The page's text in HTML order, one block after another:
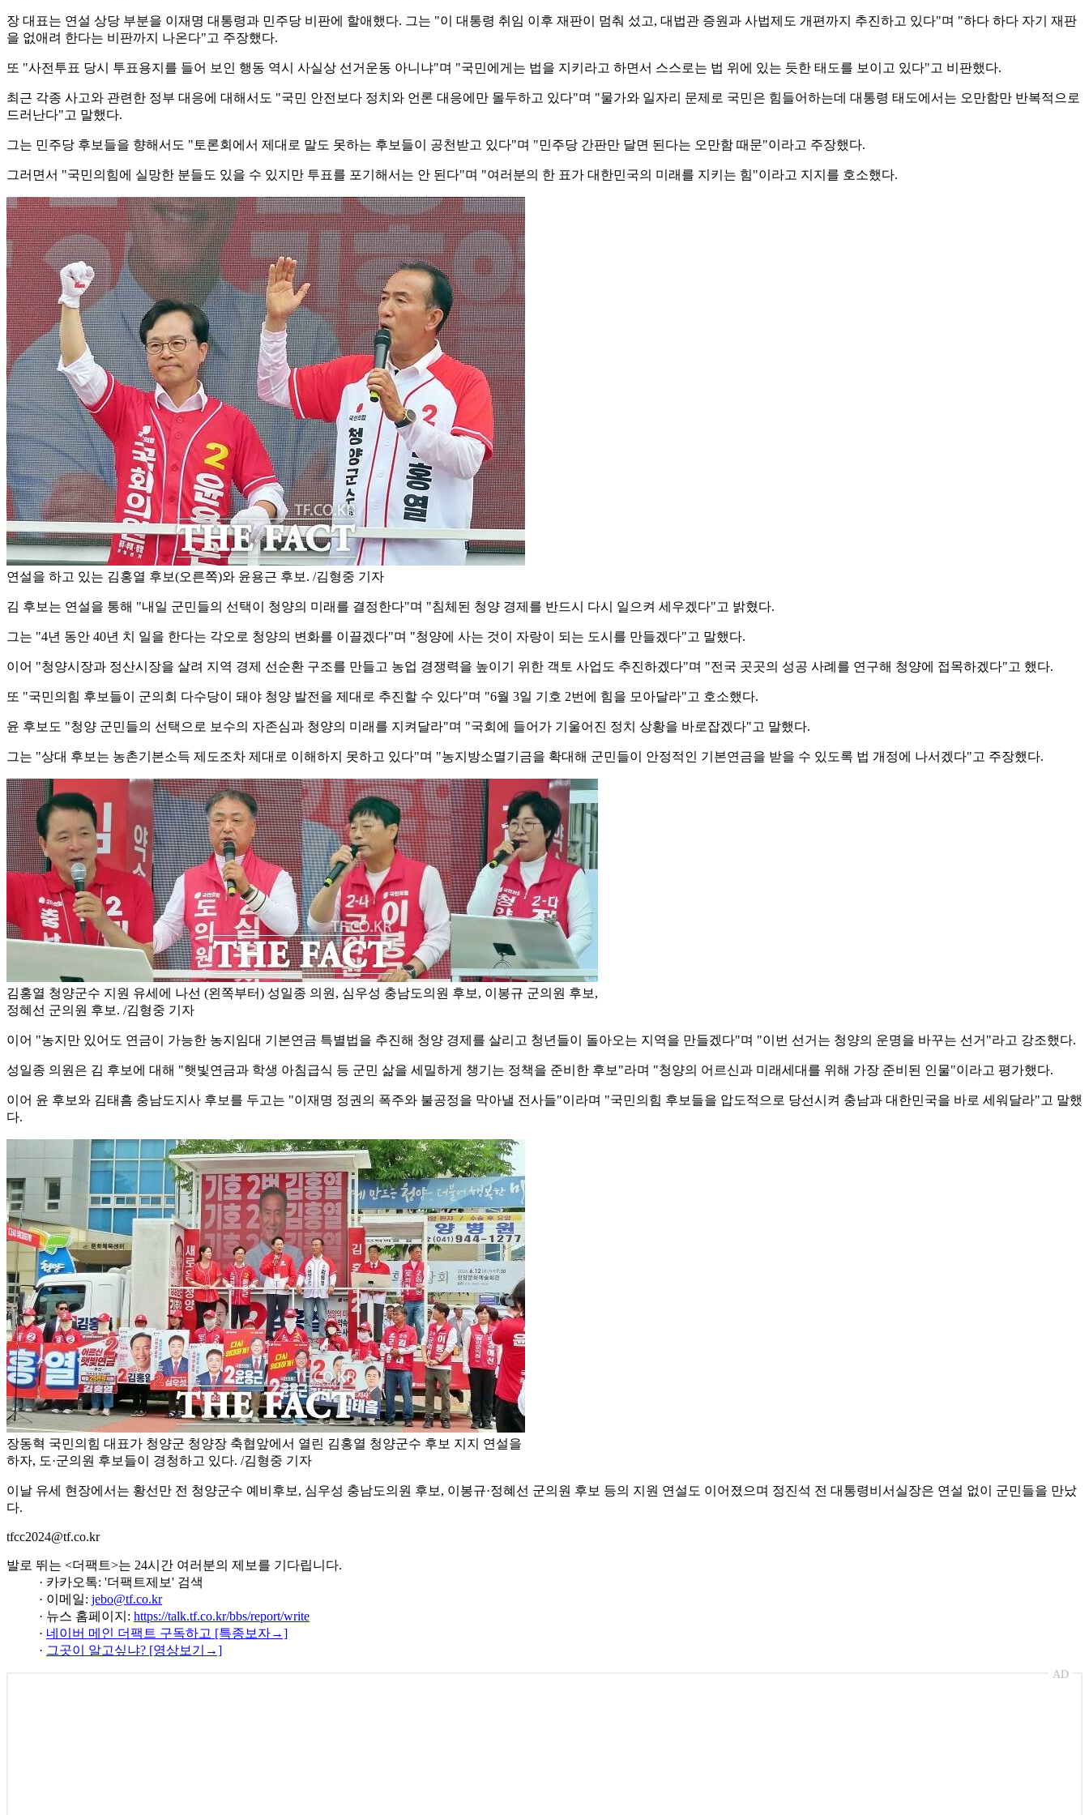
장 대표는 연설 상당 부분을 이재명 대통령과 민주당 비판에 할애했다. 그는 "이 대통령 취임 이후 재판이 멈춰 섰고, 대법관 증원과 사법제도 개편까지 추진하고 있다"며 "하다 하다 자기 재판
을 없애려 한다는 비판까지 나온다"고 주장했다.
또 "사전투표 당시 투표용지를 들어 보인 행동 역시 사실상 선거운동 아니냐"며 "국민에게는 법을 지키라고 하면서 스스로는 법 위에 있는 듯한 태도를 보이고 있다"고 비판했다.
최근 각종 사고와 관련한 정부 대응에 대해서도 "국민 안전보다 정치와 언론 대응에만 몰두하고 있다"며 "물가와 일자리 문제로 국민은 힘들어하는데 대통령 태도에서는 오만함만 반복적으로
드러난다"고 말했다.
그는 민주당 후보들을 향해서도 "토론회에서 제대로 말도 못하는 후보들이 공천받고 있다"며 "민주당 간판만 달면 된다는 오만함 때문"이라고 주장했다.
그러면서 "국민의힘에 실망한 분들도 있을 수 있지만 투표를 포기해서는 안 된다"며 "여러분의 한 표가 대한민국의 미래를 지키는 힘"이라고 지지를 호소했다.
연설을 하고 있는 김홍열 후보(오른쪽)와 윤용근 후보. /김형중 기자
김 후보는 연설을 통해 "내일 군민들의 선택이 청양의 미래를 결정한다"며 "침체된 청양 경제를 반드시 다시 일으켜 세우겠다"고 밝혔다.
그는 "4년 동안 40년 치 일을 한다는 각오로 청양의 변화를 이끌겠다"며 "청양에 사는 것이 자랑이 되는 도시를 만들겠다"고 말했다.
이어 "청양시장과 정산시장을 살려 지역 경제 선순환 구조를 만들고 농업 경쟁력을 높이기 위한 객토 사업도 추진하겠다"며 "전국 곳곳의 성공 사례를 연구해 청양에 접목하겠다"고 했다.
또 "국민의힘 후보들이 군의회 다수당이 돼야 청양 발전을 제대로 추진할 수 있다"며 "6월 3일 기호 2번에 힘을 모아달라"고 호소했다.
윤 후보도 "청양 군민들의 선택으로 보수의 자존심과 청양의 미래를 지켜달라"며 "국회에 들어가 기울어진 정치 상황을 바로잡겠다"고 말했다.
그는 "상대 후보는 농촌기본소득 제도조차 제대로 이해하지 못하고 있다"며 "농지방소멸기금을 확대해 군민들이 안정적인 기본연금을 받을 수 있도록 법 개정에 나서겠다"고 주장했다.
김홍열 청양군수 지원 유세에 나선 (왼쪽부터) 성일종 의원, 심우성 충남도의원 후보, 이봉규 군의원 후보,
정혜선 군의원 후보. /김형중 기자
이어 "농지만 있어도 연금이 가능한 농지임대 기본연금 특별법을 추진해 청양 경제를 살리고 청년들이 돌아오는 지역을 만들겠다"며 "이번 선거는 청양의 운명을 바꾸는 선거"라고 강조했다.
성일종 의원은 김 후보에 대해 "햇빛연금과 학생 아침급식 등 군민 삶을 세밀하게 챙기는 정책을 준비한 후보"라며 "청양의 어르신과 미래세대를 위해 가장 준비된 인물"이라고 평가했다.
이어 윤 후보와 김태흠 충남도지사 후보를 두고는 "이재명 정권의 폭주와 불공정을 막아낼 전사들"이라며 "국민의힘 후보들을 압도적으로 당선시켜 충남과 대한민국을 바로 세워달라"고 말했
다.
장동혁 국민의힘 대표가 청양군 청양장 축협앞에서 열린 김홍열 청양군수 후보 지지 연설을
하자, 도·군의원 후보들이 경청하고 있다. /김형중 기자
이날 유세 현장에서는 황선만 전 청양군수 예비후보, 심우성 충남도의원 후보, 이봉규·정혜선 군의원 후보 등의 지원 연설도 이어졌으며 정진석 전 대통령비서실장은 연설 없이 군민들을 만났
다.
tfcc2024@tf.co.kr
발로 뛰는 <더팩트>는 24시간 여러분의 제보를 기다립니다.
· 카카오톡: '더팩트제보' 검색
· 이메일: jebo@tf.co.kr
· 뉴스 홈페이지: https://talk.tf.co.kr/bbs/report/write
· 네이버 메인 더팩트 구독하고 [특종보자→]
· 그곳이 알고싶냐? [영상보기→]
AD